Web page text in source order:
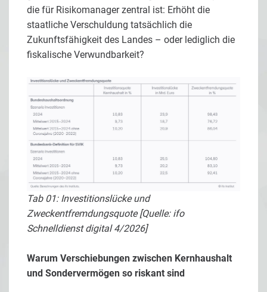
die für Risikomanager zentral ist: Erhöht die
staatliche Verschuldung tatsächlich die
Zukunftsfähigkeit des Landes – oder lediglich die
fiskalische Verwundbarkeit?
Tab 01: Investitionslücke und
Zweckentfremdungsquote [Quelle: ifo
Schnelldienst digital 4/2026]
Warum Verschiebungen zwischen Kernhaushalt
und Sondervermögen so riskant sind